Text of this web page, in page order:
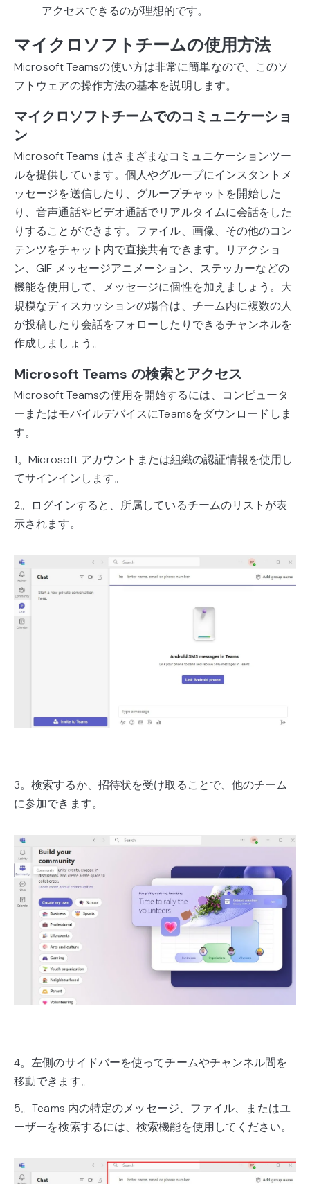
アクセスできるのが理想的です。
マイクロソフトチームの使用方法
Microsoft Teamsの使い方は非常に簡単なので、このソ
フトウェアの操作方法の基本を説明します。
マイクロソフトチームでのコミュニケーショ
ン
Microsoft Teams はさまざまなコミュニケーションツー
ルを提供しています。個人やグループにインスタントメ
ッセージを送信したり、グループチャットを開始した
り、音声通話やビデオ通話でリアルタイムに会話をした
りすることができます。ファイル、画像、その他のコン
テンツをチャット内で直接共有できます。リアクショ
ン、GIF メッセージアニメーション、ステッカーなどの
機能を使用して、メッセージに個性を加えましょう。大
規模なディスカッションの場合は、チーム内に複数の人
が投稿したり会話をフォローしたりできるチャンネルを
作成しましょう。
Microsoft Teams の検索とアクセス
Microsoft Teamsの使用を開始するには、コンピュータ
ーまたはモバイルデバイスにTeamsをダウンロードしま
す。
1。Microsoft アカウントまたは組織の認証情報を使用し
てサインインします。
2。ログインすると、所属しているチームのリストが表
示されます。
3。検索するか、招待状を受け取ることで、他のチーム
に参加できます。
4。左側のサイドバーを使ってチームやチャンネル間を
移動できます。
5。Teams 内の特定のメッセージ、ファイル、またはユ
ーザーを検索するには、検索機能を使用してください。